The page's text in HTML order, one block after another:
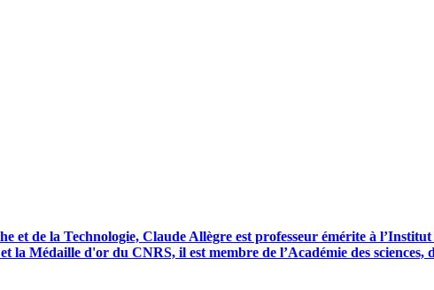
et de la Technologie, Claude Allègre est professeur émérite à
Médaille d'or du CNRS, il est membre de l’Académie des sciences,